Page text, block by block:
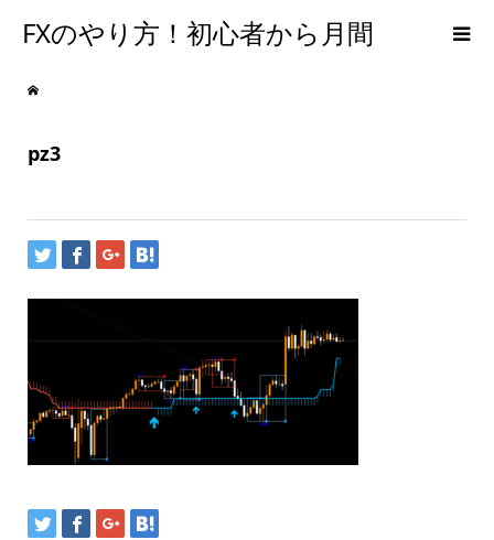
FXのやり方！初心者から月間
300PIPSを達成するための手法
【メンタルFX】
pz3